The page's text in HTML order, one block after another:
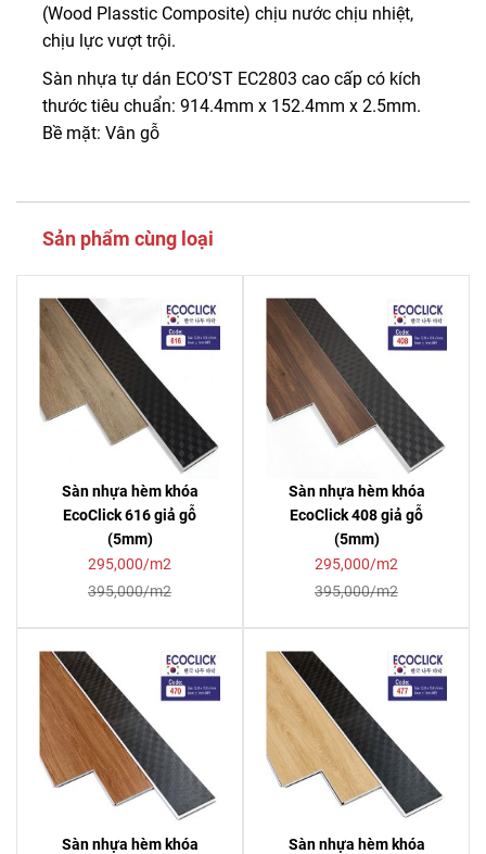
(Wood Plasstic Composite) chịu nước chịu nhiệt,
chịu lực vượt trội.
Sàn nhựa tự dán ECO’ST EC2803 cao cấp có kích
thước tiêu chuẩn: 914.4mm x 152.4mm x 2.5mm.
Bề mặt: Vân gỗ
Sản phẩm cùng loại
Sàn nhựa hèm khóa
EcoClick 616 giả gỗ
(5mm)
295,000/m2
395,000/m2
Sàn nhựa hèm khóa
EcoClick 408 giả gỗ
(5mm)
295,000/m2
395,000/m2
Sàn nhựa hèm khóa
Sàn nhựa hèm khóa